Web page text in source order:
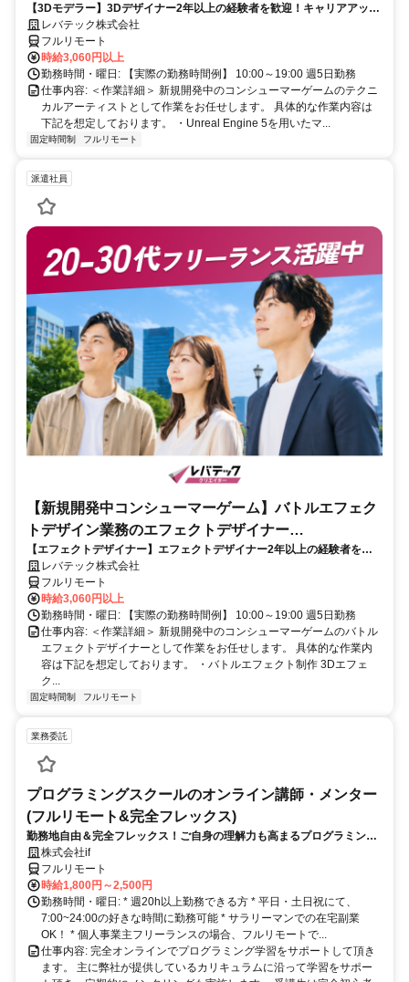
_LTCR547867_CP_CRG
【3Dモデラー】3Dデザイナー2年以上の経験者を歓迎！キャリアアップ
を目指したい方も大歓迎♪
レバテック株式会社
フルリモート
時給3,060円以上
勤務時間・曜日: 【実際の勤務時間例】 10:00～19:00 週5日勤務
仕事内容: ＜作業詳細＞ 新規開発中のコンシューマーゲームのテクニ
カルアーティストとして作業をお任せします。 具体的な作業内容は
下記を想定しております。 ・Unreal Engine 5を用いたマ...
固定時間制 フルリモート
派遣社員
【新規開発中コンシューマーゲーム】バトルエフェク
トデザイン業務のエフェクトデザイナー
_LTCR187574_CP_CRG
【エフェクトデザイナー】エフェクトデザイナー2年以上の経験者を歓
迎！キャリアアップを目指したい方も大歓迎♪
レバテック株式会社
フルリモート
時給3,060円以上
勤務時間・曜日: 【実際の勤務時間例】 10:00～19:00 週5日勤務
仕事内容: ＜作業詳細＞ 新規開発中のコンシューマーゲームのバトル
エフェクトデザイナーとして作業をお任せします。 具体的な作業内
容は下記を想定しております。 ・バトルエフェクト制作 3Dエフェ
ク...
固定時間制 フルリモート
業務委託
プログラミングスクールのオンライン講師・メンター
(フルリモート&完全フレックス)
勤務地自由＆完全フレックス！ご自身の理解力も高まるプログラミング
講師のお仕事です
株式会社if
フルリモート
時給1,800円～2,500円
勤務時間・曜日: * 週20h以上勤務できる方 * 平日・土日祝にて、
7:00~24:00の好きな時間に勤務可能 * サラリーマンでの在宅副業
OK！ * 個人事業主フリーランスの場合、フルリモートで...
仕事内容: 完全オンラインでプログラミング学習をサポートして頂き
ます。 主に弊社が提供しているカリキュラムに沿って学習をサポー